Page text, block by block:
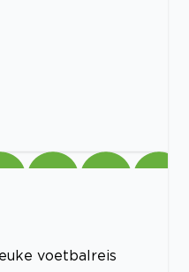
voetbalreis